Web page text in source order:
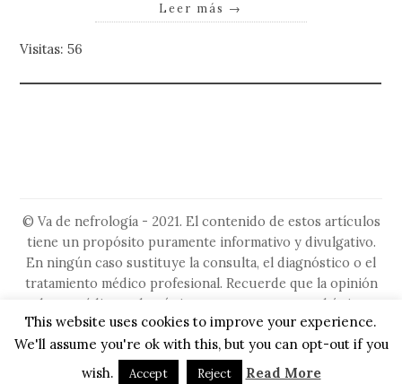
Leer más →
Visitas: 56
© Va de nefrología - 2021. El contenido de estos artículos
tiene un propósito puramente informativo y divulgativo.
En ningún caso sustituye la consulta, el diagnóstico o el
tratamiento médico profesional. Recuerde que la opinión
de su médico es la más importante, ya que es el único
capacitado para evaluar su situación particular. No ignore
ni retrase la búsqueda de asesoramiento médico por algo
que haya leído en este sitio.
This website uses cookies to improve your experience.
We'll assume you're ok with this, but you can opt-out if you
wish.
Accept Reject Read More